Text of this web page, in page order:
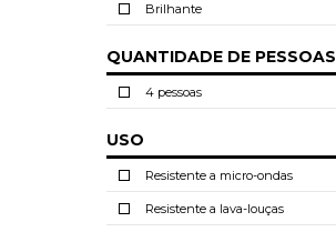
Brilhante
QUANTIDADE DE PESSOAS
4 pessoas
USO
Resistente a micro-ondas
Resistente a lava-louças